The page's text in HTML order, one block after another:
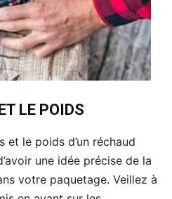
LE POIDS
et le poids d’un réchaud
une idée précise de la
votre paquetage. Veillez à